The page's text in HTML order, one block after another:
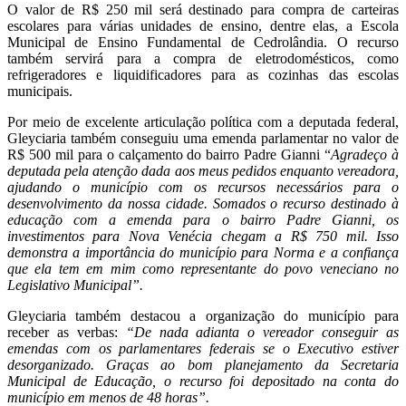
O valor de R$ 250 mil será destinado para compra de carteiras
escolares para várias unidades de ensino, dentre elas, a Escola
Municipal de Ensino Fundamental de Cedrolândia. O recurso
também servirá para a compra de eletrodomésticos, como
refrigeradores e liquidificadores para as cozinhas das escolas
municipais.
Por meio de excelente articulação política com a deputada federal,
Gleyciaria também conseguiu uma emenda parlamentar no valor de
R$ 500 mil para o calçamento do bairro Padre Gianni “Agradeço à
deputada pela atenção dada aos meus pedidos enquanto vereadora,
ajudando o município com os recursos necessários para o
desenvolvimento da nossa cidade. Somados o recurso destinado à
educação com a emenda para o bairro Padre Gianni, os
investimentos para Nova Venécia chegam a R$ 750 mil. Isso
demonstra a importância do município para Norma e a confiança
que ela tem em mim como representante do povo veneciano no
Legislativo Municipal”.
Gleyciaria também destacou a organização do município para
receber as verbas:
“De nada adianta o vereador conseguir as
emendas com os parlamentares federais se o Executivo estiver
desorganizado. Graças ao bom planejamento da Secretaria
Municipal de Educação, o recurso foi depositado na conta do
município em menos de 48 horas”.